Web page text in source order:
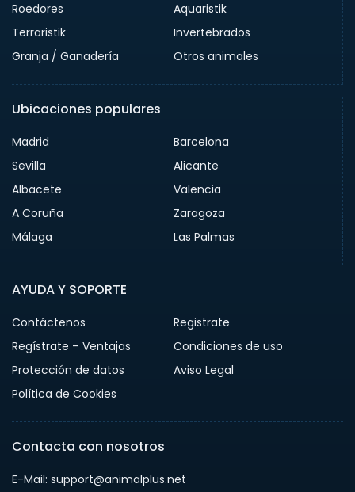
Roedores
Aquaristik
Terraristik
Invertebrados
Granja / Ganadería
Otros animales
Ubicaciones populares
Madrid
Barcelona
Sevilla
Alicante
Albacete
Valencia
A Coruña
Zaragoza
Málaga
Las Palmas
AYUDA Y SOPORTE
Contáctenos
Registrate
Regístrate – Ventajas
Condiciones de uso
Protección de datos
Aviso Legal
Política de Cookies
Contacta con nosotros
E-Mail: support@animalplus.net